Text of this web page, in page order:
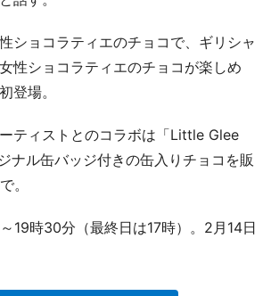
ショコラティエのチョコで、ギリシャ
性ショコラティエのチョコが楽しめ
登場。
ティストとのコラボは「Little Glee
ナル缶バッジ付きの缶入りチョコを販
。
19時30分（最終日は17時）。2月14日